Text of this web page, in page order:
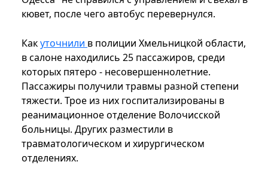
кювет, после чего автобус перевернулся.
Какуточнили в полиции Хмельницкой области,
в салоне находились 25 пассажиров, среди
которых пятеро - несовершеннолетние.
Пассажиры получили травмы разной степени
тяжести. Трое из них госпитализированы в
реанимационное отделение Волочисской
больницы. Других разместили в
травматологическом и хирургическом
отделениях.